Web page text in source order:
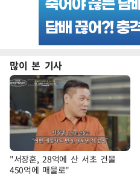
많이 본 기사
"서장훈, 28억에 산 서초 건물
450억에 매물로"